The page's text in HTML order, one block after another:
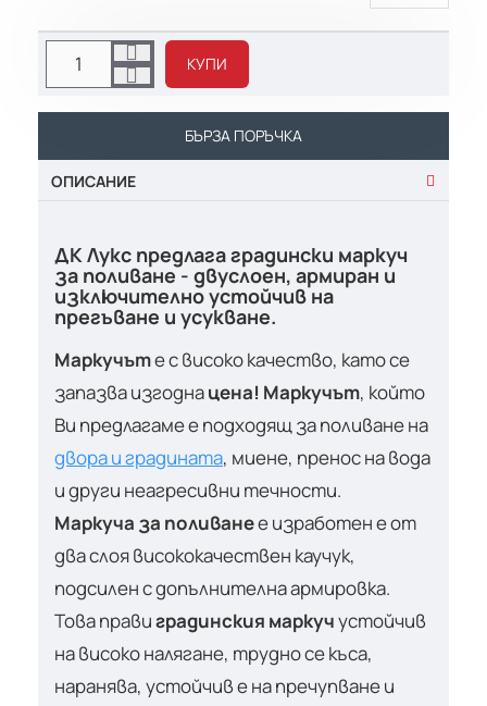
КУПИ
БЪРЗА ПОРЪЧКА
ОПИСАНИЕ
ДК Лукс предлага градински маркуч
за поливане - двуслоен, армиран и
изключително устойчив на
прегъване и усукване.
Маркучъте с високо качество, като се
запазва изгоднацена! Маркучът, който
Ви предлагаме е подходящ за поливане на
двора и градината, миене, пренос на вода
и други неагресивни течности.
Маркуча за поливанее изработен е от
два слоя висококачествен каучук,
подсилен с допълнителна армировка.
Това правиградинския маркучустойчив
на високо налягане, трудно се къса,
наранява, устойчив е на пречупване и